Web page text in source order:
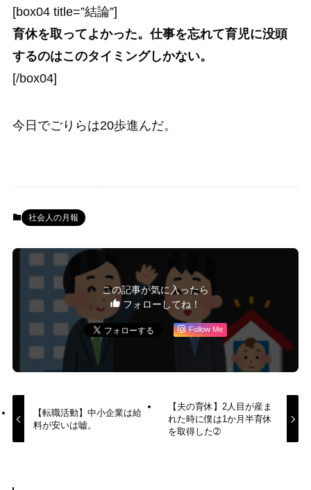
[box04 title=”結論”]
育休を取ってよかった。仕事を忘れて育児に没頭
するのはこのタイミングしかない。
[/box04]
今日でごりらは20歩進んだ。
社会人の月報
この記事が気に入ったら
フォローしてね！
Follow Me
【転職活動】中小企業は給
料が安いは嘘。
【夫の育休】2人目が産ま
れた時に僕は1か月半育休
を取得した➁